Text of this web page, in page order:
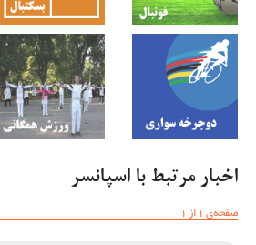
اخبار مرتبط با اسپانسر
صفحه‌ی 1 از 1